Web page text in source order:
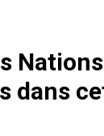
dans